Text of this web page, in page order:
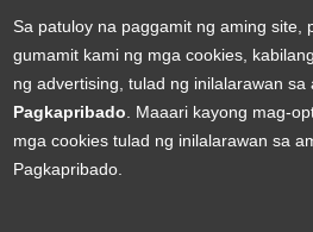
Sa patuloy na paggamit ng aming site,
gumamit kami ng mga cookies,
ng advertising, tulad ng inilalarawan sa
Pagkapribado . Maaari kayong mag-
mga cookies tulad ng inilalarawan sa
Pagkapribado.
Skip
to
main
content
TAGALOG
Tungkol sa
Ang Applied Science, Inc. (ASI) ay
Grass Valley California, upang